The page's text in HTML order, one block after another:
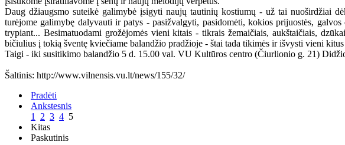
Daug džiaugsmo suteikė galimybė įsigyti naujų tautinių kostiumų - už tai nuoširdžiai
turėjome galimybę dalyvauti ir patys - pasižvalgyti, pasidomėti, kokios prijuostės,
trypiant... Besimatuodami grožėjomės vieni kitais - tikrais žemaičiais, aukštaičiais,
bičiulius į tokią šventę kviečiame balandžio pradžioje - štai tada tikimės ir išvysti vieni kitus
Taigi - iki susitikimo balandžio 5 d. 15.00 val. VU Kultūros centro (Čiurlionio g. 21)
Šaltinis: http://www.vilnensis.vu.lt/news/155/32/
Pradėti
Ankstesnis
1 2 3 4 5
Kitas
Paskutinis